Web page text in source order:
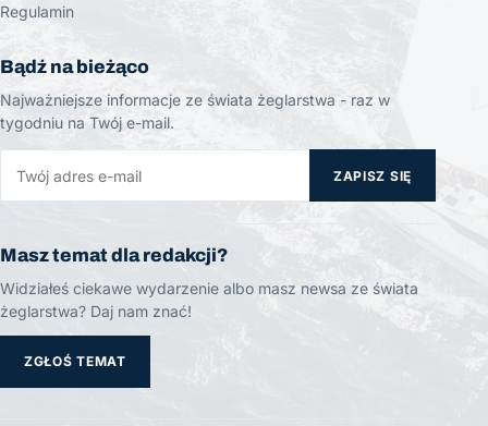
Regulamin
Bądź na bieżąco
Najważniejsze informacje ze świata żeglarstwa - raz w
tygodniu na Twój e-mail.
ZAPISZ SIĘ
Masz temat dla redakcji?
Widziałeś ciekawe wydarzenie albo masz newsa ze świata
żeglarstwa? Daj nam znać!
ZGŁOŚ TEMAT